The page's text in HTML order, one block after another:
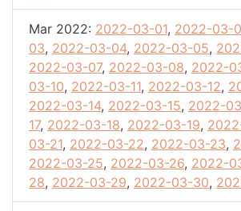
Mar 2022: 2022-03-01, 2022-03-
03, 2022-03-04, 2022-03-05,
2022-03-07, 2022-03-08, 2022-
03-10, 2022-03-11, 2022-03-12,
2022-03-14, 2022-03-15, 2022-
17, 2022-03-18, 2022-03-19,
03-21, 2022-03-22, 2022-03-23,
2022-03-25, 2022-03-26, 2022-
28, 2022-03-29, 2022-03-30,